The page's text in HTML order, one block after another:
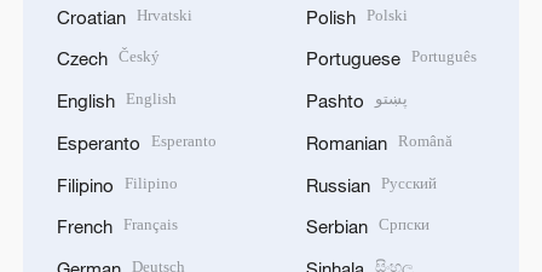
Croatian Hrvatski
Czech Český
English English
Esperanto Esperanto
Filipino Filipino
French Français
Deutsch
Polish Polski
Portuguese Português
Pashto پښتو
Romanian Română
Russian Русский
Serbian Српски
සිංහල